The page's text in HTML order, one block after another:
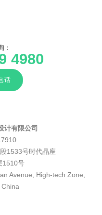
：
4980
话
计有限公司
1533号时代晶座
1510号
Avenue, High-tech Zone,